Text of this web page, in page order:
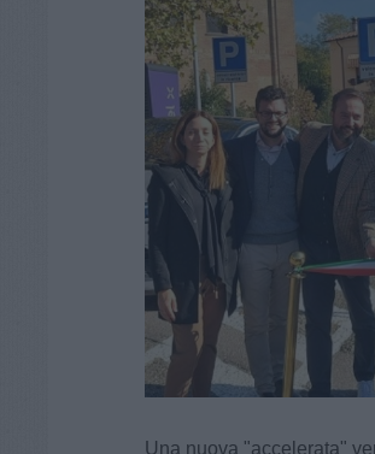
Una nuova "accelerata"